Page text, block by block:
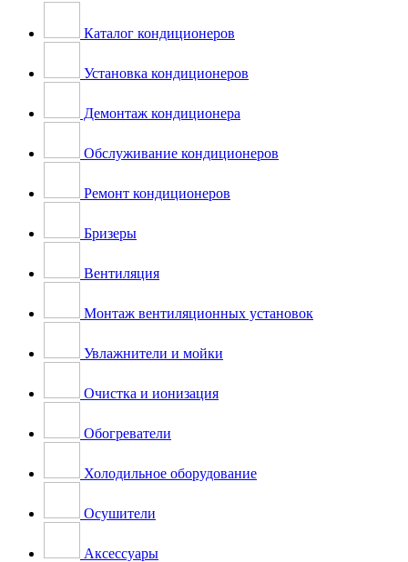
Каталог кондиционеров
Установка кондиционеров
Демонтаж кондиционера
Обслуживание кондиционеров
Ремонт кондиционеров
Бризеры
Вентиляция
Монтаж вентиляционных установок
Увлажнители и мойки
Очистка и ионизация
Обогреватели
Холодильное оборудование
Осушители
Аксессуары